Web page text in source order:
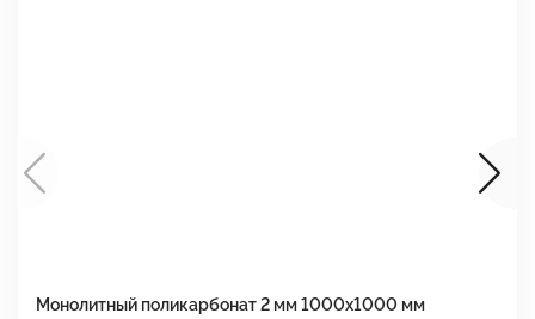
Монолитный поликарбонат 2 мм 1000x1000 мм